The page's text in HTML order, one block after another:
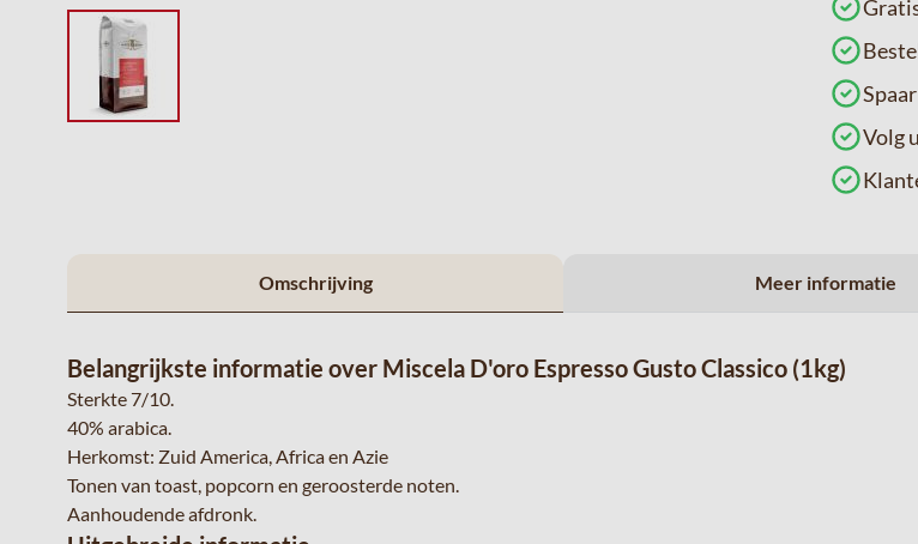
Volg
Omschrijving Meer informatie
Belangrijkste informatie over Miscela D'oro Espresso Gusto Classico (1kg)
Sterkte 7/10.
40% arabica.
Herkomst: Zuid America, Africa en Azie
Tonen van toast, popcorn en geroosterde noten.
Aanhoudende afdronk.